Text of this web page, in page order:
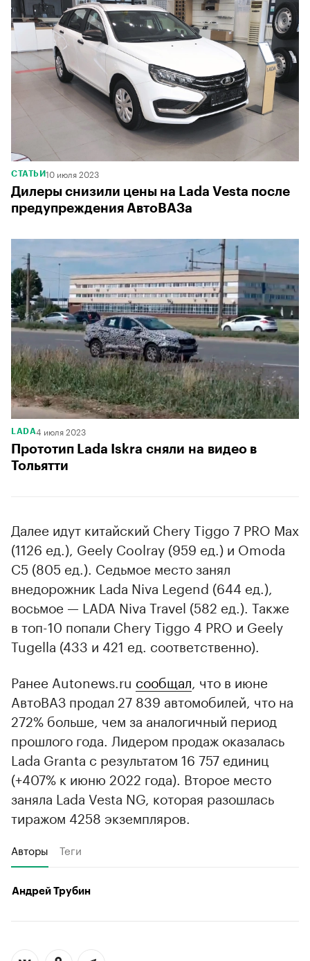
СТАТЬИ10 июля 2023
Дилеры снизили цены на Lada Vesta после
предупреждения АвтоВАЗа
LADA4 июля 2023
Прототип Lada Iskra сняли на видео в
Тольятти
Далее идут китайский Chery Tiggo 7 PRO Max
(1126 ед.), Geely Coolray (959 ед.) и Omoda
C5 (805 ед.). Седьмое место занял
внедорожник Lada Niva Legend (644 ед.),
восьмое — LADA Niva Travel (582 ед.). Также
в топ-10 попали Chery Tiggo 4 PRO и Geely
Tugella (433 и 421 ед. соответственно).
Ранее Autonews.ru сообщал , что в июне
АвтоВАЗ продал 27 839 автомобилей, что на
272% больше, чем за аналогичный период
прошлого года. Лидером продаж оказалась
Lada Granta с результатом 16 757 единиц
(+407% к июню 2022 года). Второе место
заняла Lada Vesta NG, которая разошлась
тиражом 4258 экземпляров.
Авторы Теги
Андрей Трубин